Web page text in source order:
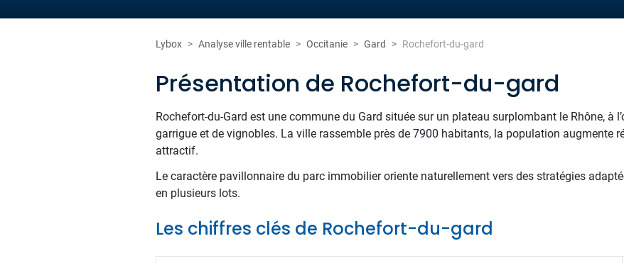
Lybox Analyse ville rentable Occitanie Gard Rochefort-du-gard
Présentation de Rochefort-du-gard
Rochefort-du-Gard est une commune du Gard située sur un plateau surplombant le Rhône, à
garrigue et de vignobles. La ville rassemble près de 7900 habitants, la population augmente
attractif.
Le caractère pavillonnaire du parc immobilier oriente naturellement vers des stratégies
en plusieurs lots.
Les chiffres clés de Rochefort-du-gard